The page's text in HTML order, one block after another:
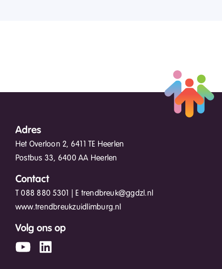
Adres
Het Overloon 2, 6411 TE Heerlen
Postbus 33, 6400 AA Heerlen
Contact
T088 880 5301 | E trendbreuk@ggdzl.nl
www.trendbreukzuidlimburg.nl
Volg ons op